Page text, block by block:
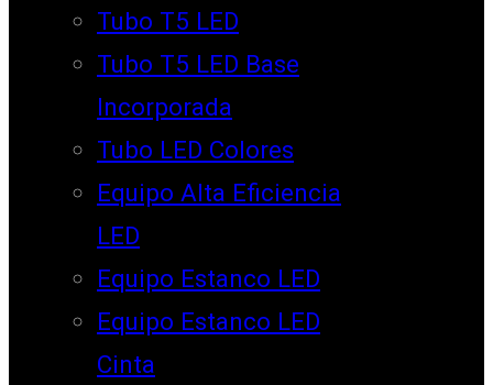
Tubo T5 LED
Tubo T5 LED Base
Incorporada
Tubo LED Colores
Equipo Alta Eficiencia
LED
Equipo Estanco LED
Equipo Estanco LED
Cinta